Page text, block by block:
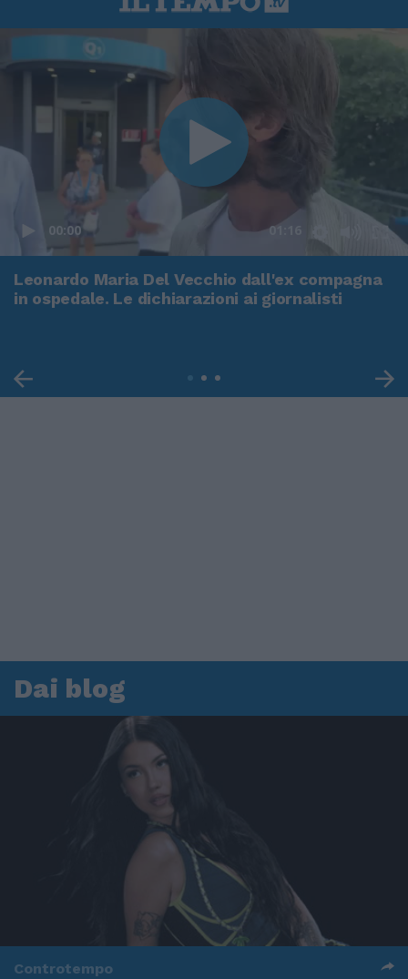
00:00 01:16
Leonardo Maria Del Vecchio dall'ex compagna
in ospedale. Le dichiarazioni ai giornalisti
Dai blog
Controtempo